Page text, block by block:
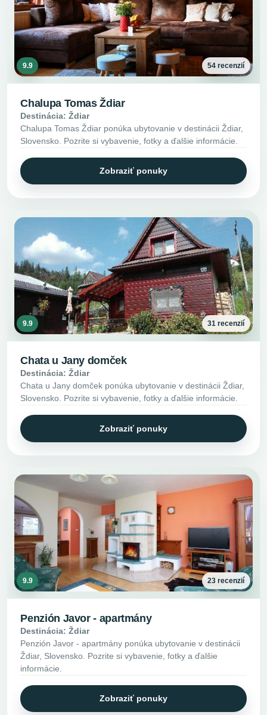
9.9 54 recenzií
Chalupa Tomas Ždiar
Destinácia: Ždiar
Chalupa Tomas Ždiar ponúka ubytovanie v destinácii Ždiar,
Slovensko. Pozrite si vybavenie, fotky a ďalšie informácie.
Zobraziť ponuky
9.9 31 recenzií
Chata u Jany domček
Destinácia: Ždiar
Chata u Jany domček ponúka ubytovanie v destinácii Ždiar,
Slovensko. Pozrite si vybavenie, fotky a ďalšie informácie.
Zobraziť ponuky
9.9 23 recenzií
Penzión Javor - apartmány
Destinácia: Ždiar
Penzión Javor - apartmány ponúka ubytovanie v destinácii
Ždiar, Slovensko. Pozrite si vybavenie, fotky a ďalšie
informácie.
Zobraziť ponuky